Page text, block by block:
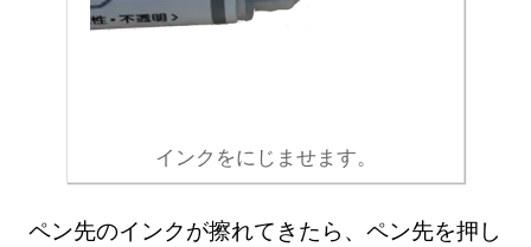
インクをにじませます。
ペン先のインクが擦れてきたら、ペン先を押し